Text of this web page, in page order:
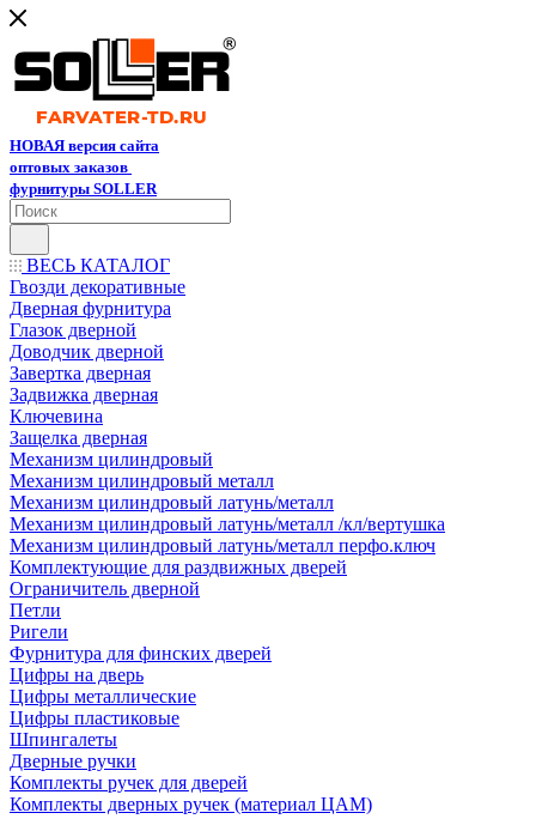
НОВАЯ версия сайта
оптовых заказов
фурнитуры SOLLER
ВЕСЬ КАТАЛОГ
Гвозди декоративные
Дверная фурнитура
Глазок дверной
Доводчик дверной
Завертка дверная
Задвижка дверная
Ключевина
Защелка дверная
Механизм цилиндровый
Механизм цилиндровый металл
Механизм цилиндровый латунь/металл
Механизм цилиндровый латунь/металл /кл/вертушка
Механизм цилиндровый латунь/металл перфо.ключ
Комплектующие для раздвижных дверей
Ограничитель дверной
Петли
Ригели
Фурнитура для финских дверей
Цифры на дверь
Цифры металлические
Цифры пластиковые
Шпингалеты
Дверные ручки
Комплекты ручек для дверей
Комплекты дверных ручек (материал ЦАМ)